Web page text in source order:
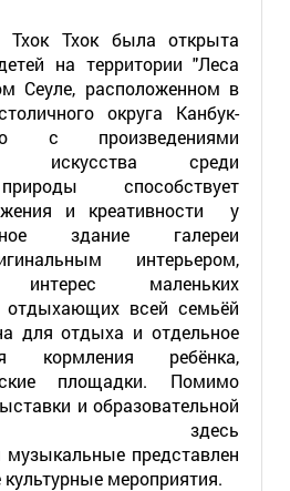
Тхок Тхок была открыта
на территории "Леса
Сеуле, расположенном в
округа Канбук-
с произведениями
искусства среди
способствует
и креативности у
здание галереи
интерьером,
интерес маленьких
отдыхающих всей семьёй
для отдыха и отдельное
кормления ребёнка,
площадки. Помимо
и образовательной
здесь
музыкальные представлен
мероприятия.